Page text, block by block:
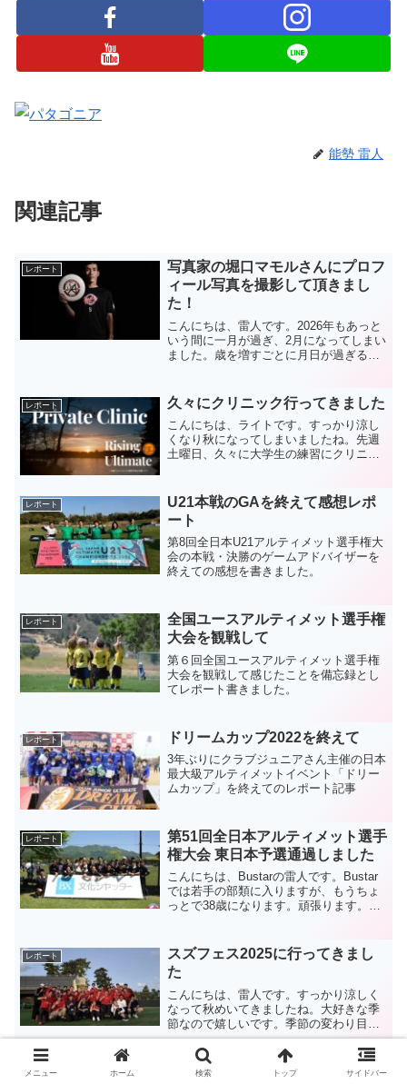
能勢 雷人
関連記事
レポート
写真家の堀口マモルさんにプロフ
ィール写真を撮影して頂きまし
た！
こんにちは、雷人です。2026年もあっと
いう間に一月が過ぎ、2月になってしまい
ました。歳を増すごとに月日が過ぎるの
休みしておりました。なかなか執筆に気
が向かない日々が続...
レポート 久々にクリニック行ってきました
こんにちは、ライトです。すっかり涼し
くなり秋になってしまいましたね。先週
土曜日、久々に大学生の練習にクリニッ
おこうと思います。一筆書きでさらっと
書いていきます。やはりど...
レポート
U21本戦のGAを終えて感想レポ
ート
第8回全日本U21アルティメット選手権大
会の本戦・決勝のゲームアドバイザーを
終えての感想を書きました。
レポート
全国ユースアルティメット選手権
大会を観戦して
第６回全国ユースアルティメット選手権
大会を観戦して感じたことを備忘録とし
てレポート書きました。
レポート ドリームカップ2022を終えて
3年ぶりにクラブジュニアさん主催の日本
最大級アルティメットイベント「ドリー
ムカップ」を終えてのレポート記事
レポート
第51回全日本アルティメット選手
権大会 東日本予選通過しました
こんにちは、Bustarの雷人です。Bustar
では若手の部類に入りますが、もうちょ
っとで38歳になります。頑張ります。今
ます。前置きもほどほどにいきます。第
51回...
レポート
スズフェス2025に行ってきまし
た
こんにちは、雷人です。すっかり涼しく
なって秋めいてきましたね。大好きな季
節なので嬉しいです。季節の変わり目、
体調崩さないように気をつけていきまし
ょう。さて、今日は「スズフェス2025に
行ってきました」というレポート記事に
レポート
アルティメットの新クラブチーム
メニュー ホーム 検索 トップ サイドバー